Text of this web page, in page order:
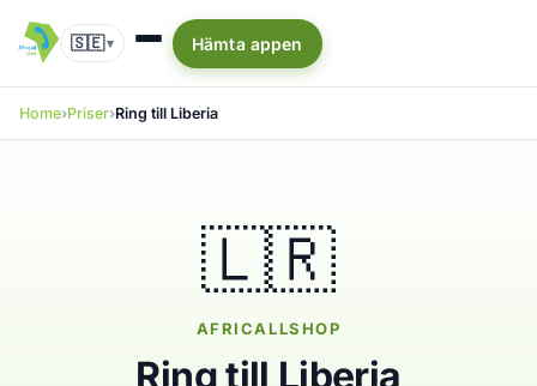
🇸🇪▾ Hämta appen
Home Priser Ring till Liberia
🇱🇷
AFRICALLSHOP
Ring till Liberia